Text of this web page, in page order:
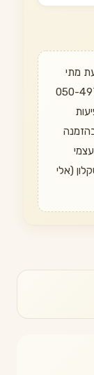
מתי
שלחו הודעה בוואטסאפ ל־050-497-
עצמי
20) או מאשקלון (אלי